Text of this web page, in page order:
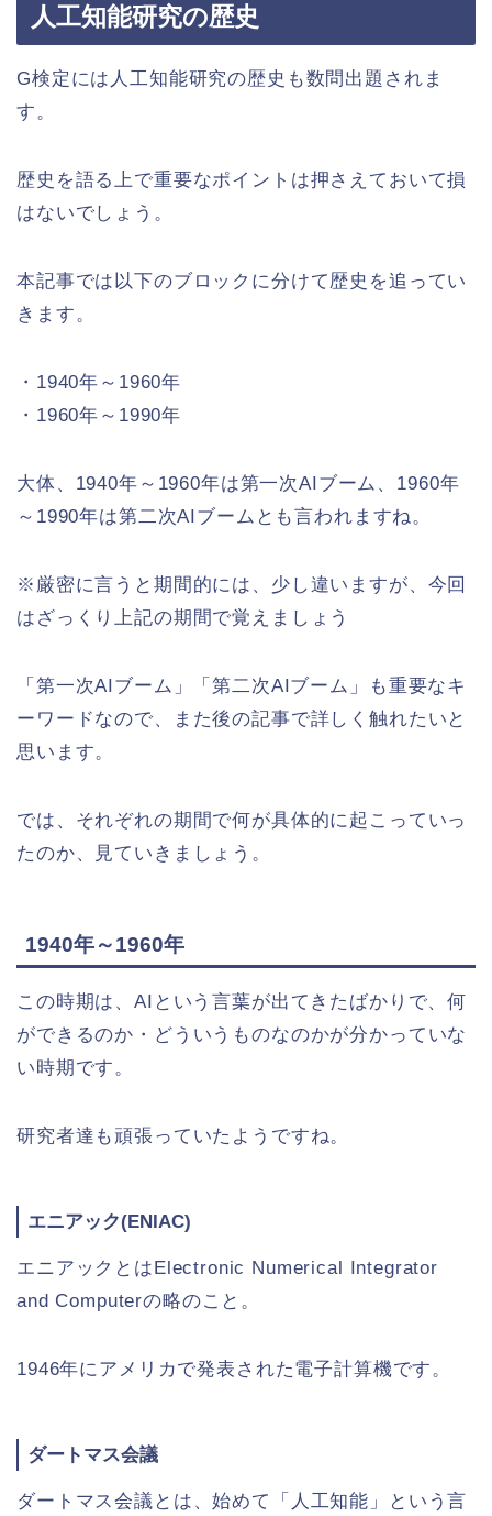
人工知能研究の歴史
G検定には人工知能研究の歴史も数問出題されま
す。
歴史を語る上で重要なポイントは押さえておいて損
はないでしょう。
本記事では以下のブロックに分けて歴史を追ってい
きます。
・1940年～1960年
・1960年～1990年
大体、1940年～1960年は第一次AIブーム、1960年
～1990年は第二次AIブームとも言われますね。
※厳密に言うと期間的には、少し違いますが、今回
はざっくり上記の期間で覚えましょう
「 第一次AIブーム 」「第二次AIブーム 」も重要なキ
ーワードなので、また後の記事で詳しく触れたいと
思います。
では、それぞれの期間で何が具体的に起こっていっ
たのか、見ていきましょう。
1940年～1960年
この時期は、AIという言葉が出てきたばかりで、何
ができるのか・どういうものなのかが分かっていな
い時期です。
研究者達も頑張っていたようですね。
エニアック(ENIAC)
エニアックとはElectronic Numerical Integrator
and Computerの略のこと。
1946年にアメリカで発表された電子計算機です。
ダートマス会議
ダートマス会議とは、始めて「人工知能」という言